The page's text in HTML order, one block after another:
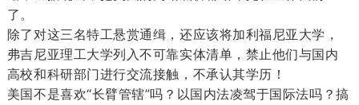
了。
除了对这三名特工悬赏通缉，还应该将加利福尼亚大学，
弗吉尼亚理工大学列入不可靠实体清单，禁止他们与国内
高校和科研部门进行交流接触，不承认其学历！
美国不是喜欢“长臂管辖”吗？以国内法凌驾于国际法吗？搞